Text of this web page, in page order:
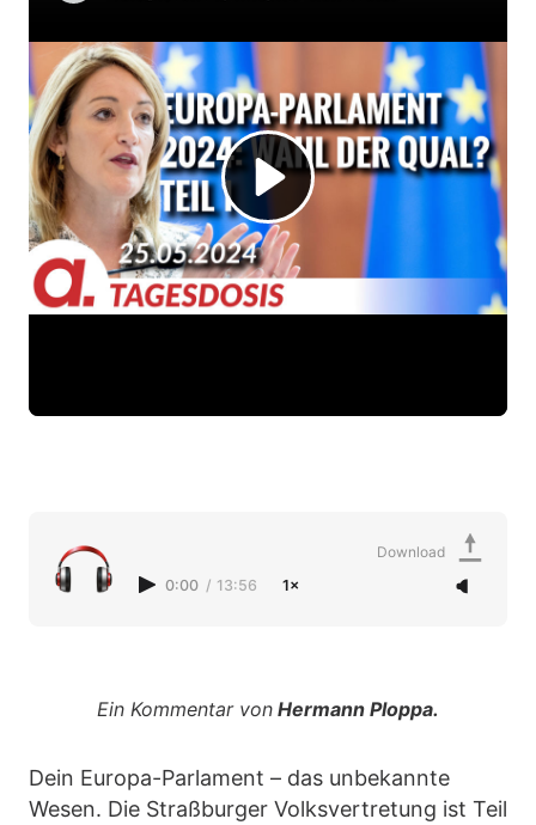
0:00 / 13:56 1×
Download
Ein Kommentar von Hermann Ploppa.
Dein Europa-Parlament – das unbekannte
Wesen. Die Straßburger Volksvertretung ist Teil